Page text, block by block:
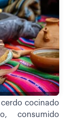
cocinado
consumido